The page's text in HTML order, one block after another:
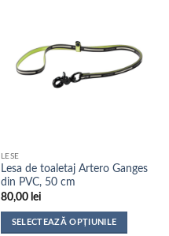
LESE
Lesa de toaletaj Artero Ganges
din PVC, 50 cm
80,00 lei
SELECTEAZĂ OPȚIUNILE